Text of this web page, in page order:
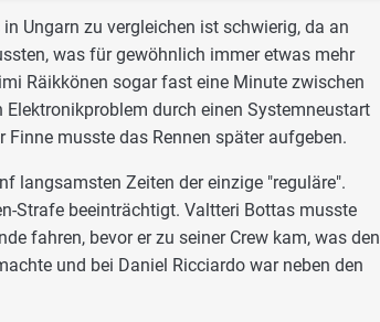
Ungarn zu vergleichen ist schwierig, da an
was für gewöhnlich immer etwas mehr
Räikkönen sogar fast eine Minute zwischen
durch einen Systemneustart
musste das Rennen später aufgeben.
langsamsten Zeiten der einzige "reguläre".
Strafe beeinträchtigt. Valtteri Bottas musste
fahren, bevor er zu seiner Crew kam, was den
und bei Daniel Ricciardo war neben den